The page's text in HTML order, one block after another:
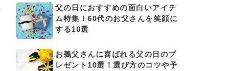
父の日におすすめの面白いアイテ
ム特集！60代のお父さんを笑顔に
する10選
お義父さんに喜ばれる父の日のプ
レゼント10選！選び方のコツや予